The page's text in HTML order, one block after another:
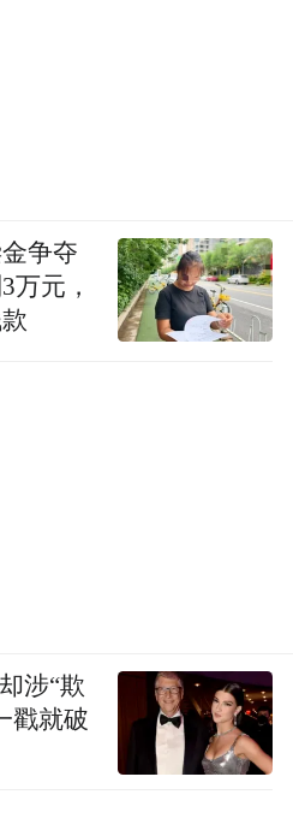
争夺
万元，
涉“欺
戳就破